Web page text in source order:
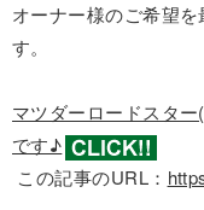
オーナー様のご希望
す。
マツダーロードスタ
です♪
この記事のURL：